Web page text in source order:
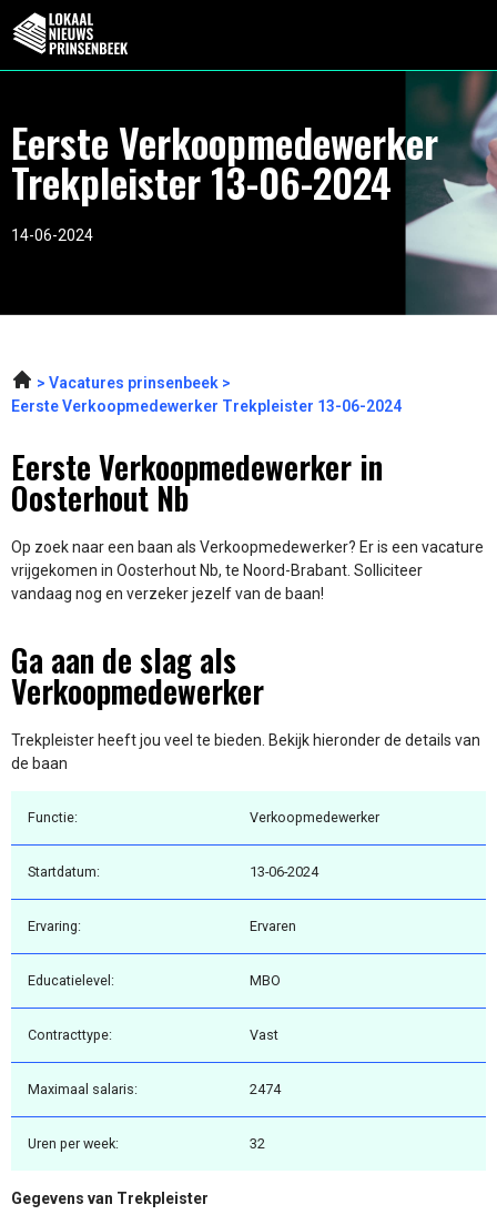
Eerste Verkoopmedewerker
Trekpleister 13-06-2024
14-06-2024
Vacatures prinsenbeek
Eerste Verkoopmedewerker Trekpleister 13-06-2024
Eerste Verkoopmedewerker in
Oosterhout Nb
Op zoek naar een baan als Verkoopmedewerker? Er is een vacature
vrijgekomen in Oosterhout Nb, te Noord-Brabant. Solliciteer
vandaag nog en verzeker jezelf van de baan!
Ga aan de slag als
Verkoopmedewerker
Trekpleister heeft jou veel te bieden. Bekijk hieronder de details van
de baan
Functie: Verkoopmedewerker
Startdatum: 13-06-2024
Ervaring: Ervaren
Educatielevel: MBO
Contracttype: Vast
Maximaal salaris: 2474
Uren per week: 32
Gegevens van Trekpleister